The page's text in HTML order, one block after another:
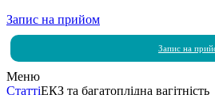
Запис на прийом
Запис на
Меню
СтаттіЕКЗ та багатоплідна вагітність